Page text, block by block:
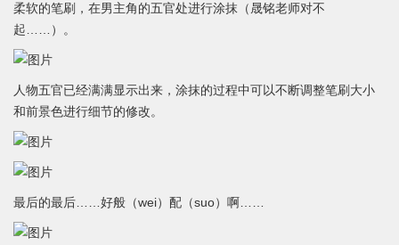
柔软的笔刷，在男主角的五官处进行涂抹（晟铭老师对不
起……）。
人物五官已经满满显示出来，涂抹的过程中可以不断调整笔刷大小
和前景色进行细节的修改。
最后的最后……好般（wei）配（suo）啊……